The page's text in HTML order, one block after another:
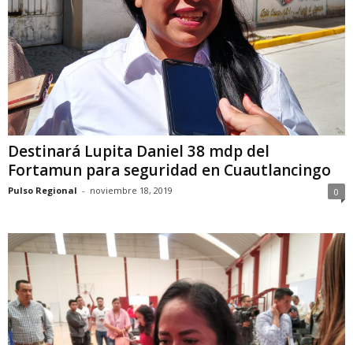
Destinará Lupita Daniel 38 mdp del
Fortamun para seguridad en Cuautlancingo
Pulso Regional - noviembre 18, 2019 0